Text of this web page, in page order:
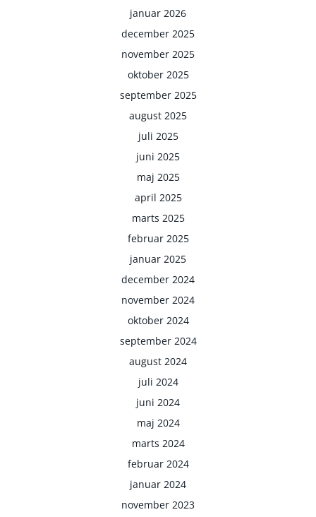
januar 2026
december 2025
november 2025
oktober 2025
september 2025
august 2025
juli 2025
juni 2025
maj 2025
april 2025
marts 2025
februar 2025
januar 2025
december 2024
november 2024
oktober 2024
september 2024
august 2024
juli 2024
juni 2024
maj 2024
marts 2024
februar 2024
januar 2024
november 2023